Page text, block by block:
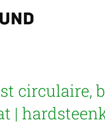
circulaire,
|